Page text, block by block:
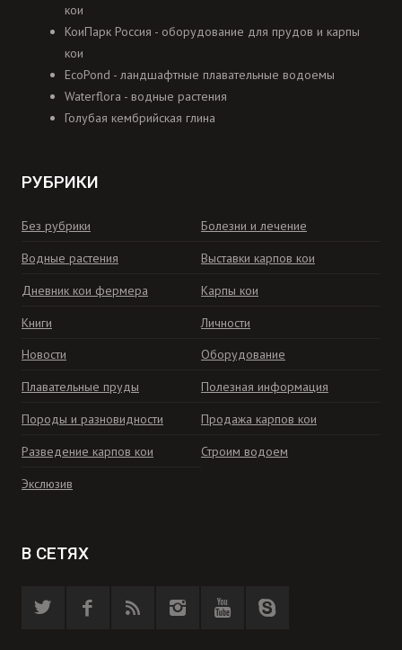
кои
КоиПарк Россия - оборудование для прудов и карпы
кои
EcoPond - ландшафтные плавательные водоемы
Waterflora - водные растения
Голубая кембрийская глина
РУБРИКИ
Без рубрики
Болезни и лечение
Водные растения
Выставки карпов кои
Дневник кои фермера
Карпы кои
Книги
Личности
Новости
Оборудование
Плавательные пруды
Полезная информация
Породы и разновидности
Продажа карпов кои
Разведение карпов кои
Строим водоем
Экслюзив
В СЕТЯХ